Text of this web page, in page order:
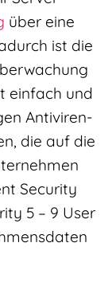
über eine
ist die
einfach und
Antiviren-
die auf die
Security
5 – 9 User